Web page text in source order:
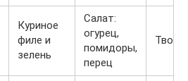
Куриное
филе и
зелень
Салат:
огурец,
помидоры,
перец